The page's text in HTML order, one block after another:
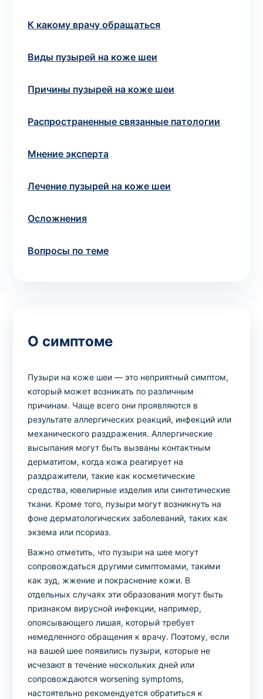
К какому врачу обращаться
Виды пузырей на коже шеи
Причины пузырей на коже шеи
Распространенные связанные патологии
Мнение эксперта
Лечение пузырей на коже шеи
Осложнения
Вопросы по теме
О симптоме
Пузыри на коже шеи — это неприятный симптом,
который может возникать по различным
причинам. Чаще всего они проявляются в
результате аллергических реакций, инфекций или
механического раздражения. Аллергические
высыпания могут быть вызваны контактным
дерматитом, когда кожа реагирует на
раздражители, такие как косметические
средства, ювелирные изделия или синтетические
ткани. Кроме того, пузыри могут возникнуть на
фоне дерматологических заболеваний, таких как
экзема или псориаз.
Важно отметить, что пузыри на шее могут
сопровождаться другими симптомами, такими
как зуд, жжение и покраснение кожи. В
отдельных случаях эти образования могут быть
признаком вирусной инфекции, например,
опоясывающего лишая, который требует
немедленного обращения к врачу. Поэтому, если
на вашей шее появились пузыри, которые не
исчезают в течение нескольких дней или
сопровождаются worsening symptoms,
настоятельно рекомендуется обратиться к
Выбрать клинику
Оформить заказ
необходимы,запишитесь к врачуна
своевременного обновления размещённого на сайте
недоразумений, рекомендуем уточнять стоимость и